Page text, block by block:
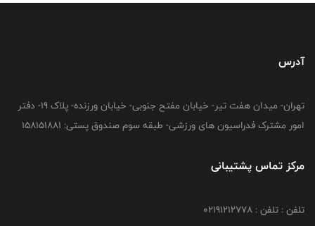
آدرس
تهران- میدان هفت تیر- خیابان مفتح جنوبی- خیابان ورزنده- پلاک 19- دفتر
امور مشترک فدراسیون های ورزشی- طبقه سوم صندوق پستی: 158151881
مرکز تماس پشتیبانی
تلفن : تلفن : 02191212778